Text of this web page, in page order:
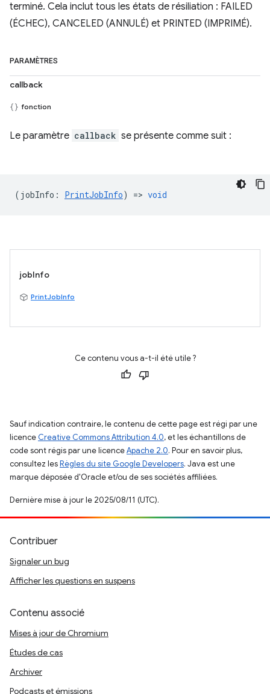
terminé. Cela inclut tous les états de résiliation : FAILED
(ÉCHEC), CANCELED (ANNULÉ) et PRINTED (IMPRIMÉ).
PARAMÈTRES
callback
fonction
Le paramètre callback se présente comme suit :
( jobInfo : PrintJobInfo) => void
jobInfo
PrintJobInfo
Ce contenu vous a-t-il été utile ?
Sauf indication contraire, le contenu de cette page est régi par une
licence Creative Commons Attribution 4.0, et les échantillons de
code sont régis par une licenceApache 2.0. Pour en savoir plus,
consultez lesRègles du site Google Developers. Java est une
marque déposée d'Oracle et/ou de ses sociétés affiliées.
Dernière mise à jour le 2025/08/11 (UTC).
Contribuer
Signaler un bug
Afficher les questions en suspens
Contenu associé
Mises à jour de Chromium
Études de cas
Archiver
Podcasts et émissions